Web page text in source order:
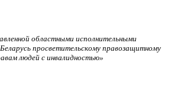
областными исполнительными
просветительскому правозащитному
людей с инвалидностью»